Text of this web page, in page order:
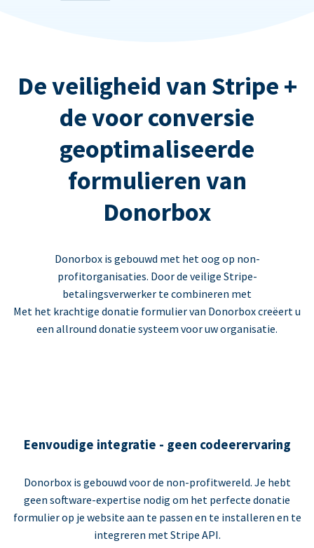
De veiligheid van Stripe +
de voor conversie
geoptimaliseerde
formulieren van
Donorbox
Donorbox is gebouwd met het oog op non-
profitorganisaties. Door de veilige Stripe-
betalingsverwerker te combineren met
Met het krachtige donatie formulier van Donorbox creëert u
een allround donatie systeem voor uw organisatie.
Eenvoudige integratie - geen codeerervaring
Donorbox is gebouwd voor de non-profitwereld. Je hebt
geen software-expertise nodig om het perfecte donatie
formulier op je website aan te passen en te installeren en te
integreren met Stripe API.